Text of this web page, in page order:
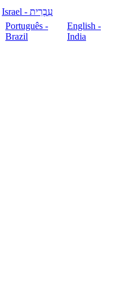
עִבְרִית - Israel
Português -
Brazil
English -
India